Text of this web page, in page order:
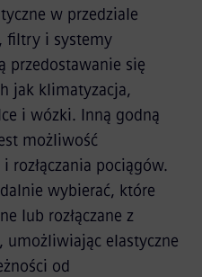
w przedziale
filtry i systemy
przedostawanie się
jak klimatyzacja,
i wózki. Inną godną
możliwość
rozłączania pociągów.
wybierać, które
lub rozłączane z
elastyczne
od